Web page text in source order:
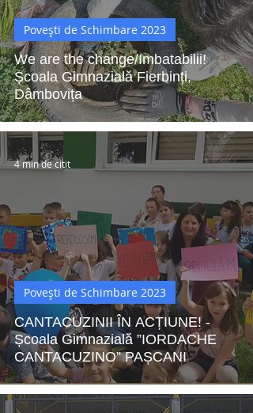
We are the change/Imbatabilii!
Școala Gimnazială Fierbinți,
Dâmbovița
Povești de Schimbare 2023
CANTACUZINII ÎN ACȚIUNE! -
Școala Gimnazială ”IORDACHE
CANTACUZINO” PAȘCANI
Povești de Schimbare 2023
4 min de citit